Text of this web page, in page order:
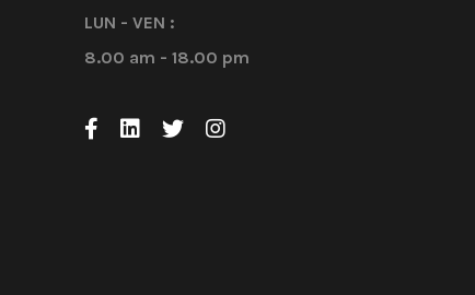
LUN - VEN :
8.00 am - 18.00 pm